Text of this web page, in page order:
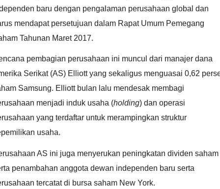
baru dengan pengalaman perusahaan global dan
mendapat persetujuan dalam Rapat Umum Pemegang
Tahunan Maret 2017.
pembagian perusahaan ini muncul dari manajer dana
Serikat (AS) Elliott yang sekaligus menguasai 0,62
Samsung. Elliott bulan lalu mendesak membagi
menjadi induk usaha (holding) dan operasi
yang terdaftar untuk merampingkan struktur
usaha.
AS ini juga menyerukan peningkatan dividen saham
penambahan anggota dewan independen baru serta
tercatat di bursa saham New York.